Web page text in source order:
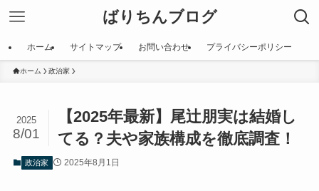
ばりちんブログ
ホーム サイトマップ お問い合わせ プライバシーポリシー
ホーム 政治家
【2025年最新】尾辻朋実は結婚し
てる？夫や家族構成を徹底調査！
2025
8/01
政治家 2025年8月1日